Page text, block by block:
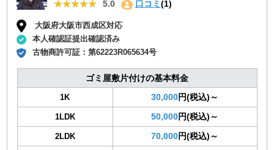
★★★★★
★★★★★ 5.0 口コミ(1)
大阪府大阪市西成区対応
本人確認証提出確認済み
古物商許可証：第62223R065634号
ゴミ屋敷片付けの基本料金
1K 30,000円(税込)～
1LDK 50,000円(税込)～
2LDK 70,000円(税込)～